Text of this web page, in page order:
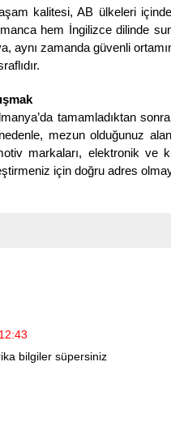
kalitesi, AB ülkeleri
hem İngilizce dilinde
aynı zamanda güvenli
tamamladıktan
mezun olduğunuz
markaları, elektronik
için doğru adres
bilgiler süpersiniz